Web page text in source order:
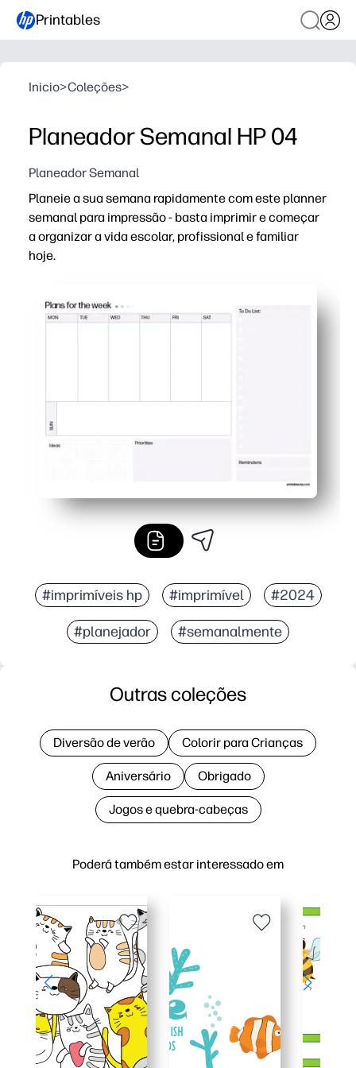
Printables
Inicio>Coleções>
Planeador Semanal HP 04
Planeador Semanal
Planeie a sua semana rapidamente com este planner
semanal para impressão - basta imprimir e começar
a organizar a vida escolar, profissional e familiar
hoje.
Caixas limpas e espaçosas para cada dia tornam os
#imprimíveis hp #imprimível #2024
#planejador #semanalmente
Poderá também estar interessado em
Outras coleções
Diversão de verão Colorir para Crianças
Aniversário Obrigado
Jogos e quebra-cabeças